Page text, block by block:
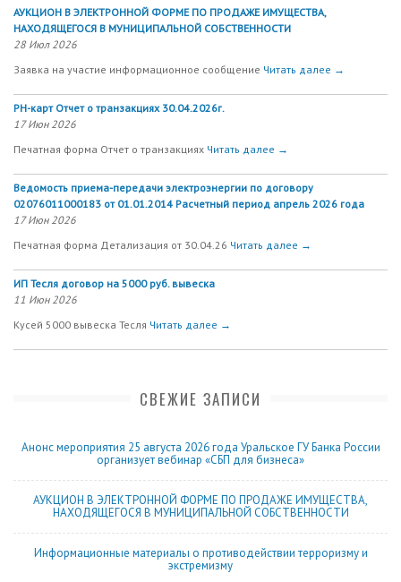
АУКЦИОН В ЭЛЕКТРОННОЙ ФОРМЕ ПО ПРОДАЖЕ ИМУЩЕСТВА,
НАХОДЯЩЕГОСЯ В МУНИЦИПАЛЬНОЙ СОБСТВЕННОСТИ
28 Июл 2026
Заявка на участие информационное сообщение Читать далее →
РН-карт Отчет о транзакциях 30.04.2026г.
17 Июн 2026
Печатная форма Отчет о транзакциях Читать далее →
Ведомость приема-передачи электроэнергии по договору
02076011000183 от 01.01.2014 Расчетный период апрель 2026 года
17 Июн 2026
Печатная форма Детализация от 30.04.26 Читать далее →
ИП Тесля договор на 5000 руб. вывеска
11 Июн 2026
Кусей 5000 вывеска Тесля Читать далее →
СВЕЖИЕ ЗАПИСИ
Анонс мероприятия 25 августа 2026 года Уральское ГУ Банка России
организует вебинар «СБП для бизнеса»
АУКЦИОН В ЭЛЕКТРОННОЙ ФОРМЕ ПО ПРОДАЖЕ ИМУЩЕСТВА,
НАХОДЯЩЕГОСЯ В МУНИЦИПАЛЬНОЙ СОБСТВЕННОСТИ
Информационные материалы о противодействии терроризму и
экстремизму